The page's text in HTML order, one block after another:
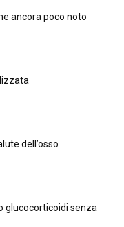
ancora poco noto
dell’osso
glucocorticoidi senza